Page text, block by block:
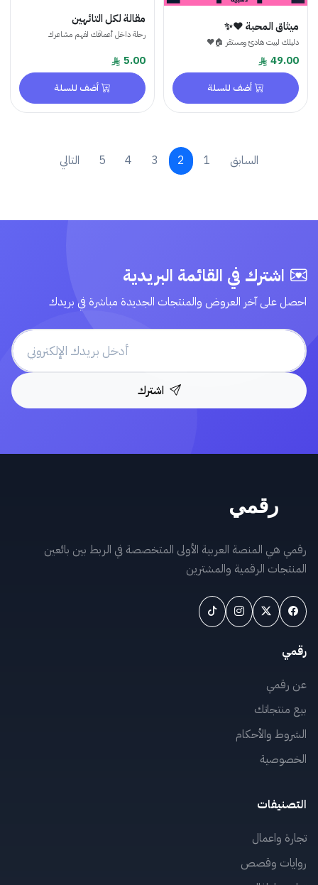
ميثاق المحبة ❤️✨
دليلك لبيت هادئ ومستقر 🏠❤️
49.00
أضف للسلة
مقالة لكل التائهين
رحلة داخل أعماقك لفهم مشاعرك
5.00
أضف للسلة
السابق 1
2
3
4
5 التالي
اشترك في القائمة البريدية
احصل على آخر العروض والمنتجات الجديدة مباشرة في بريدك
اشترك
رقمي هي المنصة العربية الأولى المتخصصة في الربط بين بائعين
المنتجات الرقمية والمشترين
رقمي
عن رقمي
بيع منتجاتك
الشروط والأحكام
الخصوصية
التصنيفات
تجارة واعمال
روايات وقصص